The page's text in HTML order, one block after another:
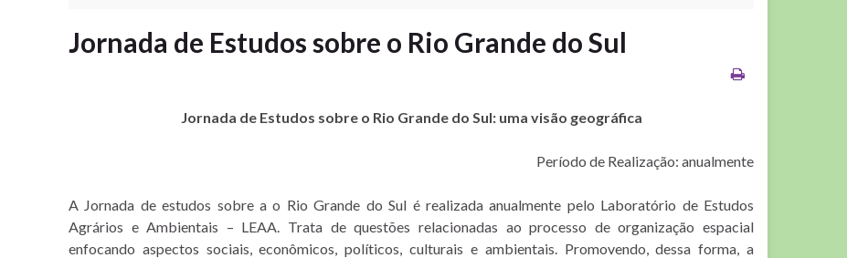
Jornada de Estudos sobre o Rio Grande do Sul
Jornada de Estudos sobre o Rio Grande do Sul: uma visão geográfica
Período de Realização: anualmente
A Jornada de estudos sobre a o Rio Grande do Sul é realizada anualmente pelo Laboratório de Estudos
Agrários e Ambientais – LEAA. Trata de questões relacionadas ao processo de organização espacial
enfocando aspectos sociais, econômicos, políticos, culturais e ambientais. Promovendo, dessa forma, a